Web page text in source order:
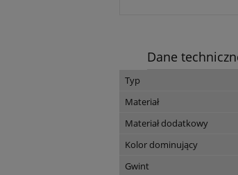
Dane
Typ
Materiał
Materiał dodatkowy
Kolor dominujący
Gwint